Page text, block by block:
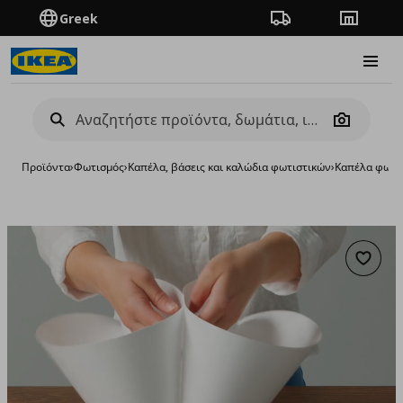
Greek Πορεία παραγγελίας
Camera
Προϊόντα›Φωτισμός›Καπέλα, βάσεις και καλώδια φωτιστικών›Καπέλα